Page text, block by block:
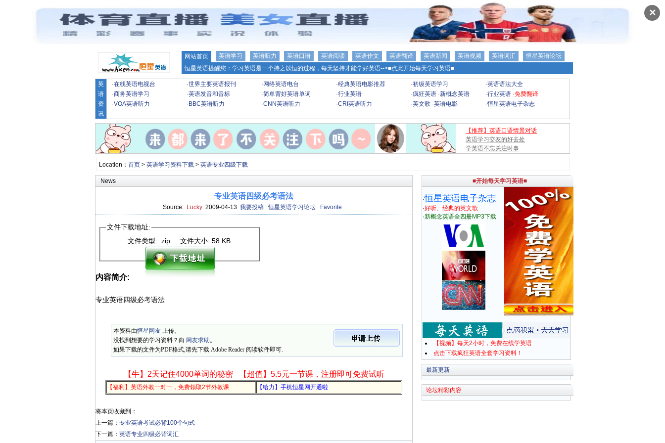
✕
网站首页 英语学习 英语听力 英语口语 英语阅读 英语作文 英语翻译 英语新闻 英语视频 英语词汇
恒星英语论坛
恒星英语提醒您：学习英语是一个持之以恒的过程，每天坚持才能学好英语-->■点此开始每天学习英语■
英
语
资
讯
·在线英语电视台 ·世界主要英语报刊 · 网络英语电台 ·经典英语电影推荐 ·初级英语学习 ·英语语法大全
·商务英语学习 ·英语发音和音标 ·简单背好英语单词 ·行业英语 ·疯狂英语 ·新概念英语 ·行业英语 ·免费翻译
·VOA英语听力 · BBC英语听力 ·CNN英语听力 ·CRI英语听力 ·英文歌 ·英语电影 ·恒星英语电子杂志
【推荐】英语口语情景对话
英语学习交友的好去处
学英语不忘关注时事
Location： 首页> 英语学习资料下载> 英语专业四级下载
News
专业英语四级必考语法
Source: Lucky 2009-04-13 我要投稿 恒星英语学习论坛 Favorite
文件下载地址:
文件类型: .zip 文件大小: 58 KB
内容简介:
专业英语四级必考语法
本资料由恒星网友上传。
没找到想要的学习资料？向 网友求助 。
如果下载的文件为PDF格式,请先下载 Adobe Reader 阅读软件即可.
【牛】2天记住4000单词的秘密 【超值】5.5元一节课，注册即可免费试听
【福利】英语外教一对一，免费领取2节外教课 【给力】手机恒星网开通啦
将本页收藏到：
上一篇： 专业英语考试必背100个句式
下一篇： 英语专业四级必背词汇
■开始每天学习英语■
·恒星英语电子杂志
·好听、经典的英文歌
·新概念英语全四册MP3下载
【视频】每天2小时，免费在线学英语
点击下载疯狂英语全套学习资料！
最新更新
论坛精彩内容